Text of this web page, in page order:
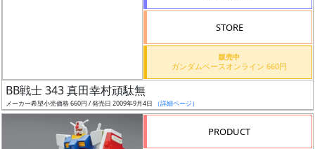
STORE
販売中
ガンダムベースオンライン 660円
BB戦士 343 真田幸村頑駄無
メーカー希望小売価格 660円 / 発売日 2009年9月4日 （詳細ページ）
PRODUCT